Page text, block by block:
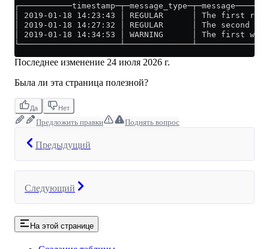
│ 2019-01-18 14:23:43 │ REGULAR      │ The first
│ 2019-01-18 14:27:32 │ REGULAR      │ The second
│ 2019-01-18 14:34:53 │ WARNING      │ The first
Последнее изменение 24 июля 2026 г.
Была ли эта страница полезной?
Да Нет
Предложить правки Поднять вопрос
Предыдущий
Следующий
На этой странице